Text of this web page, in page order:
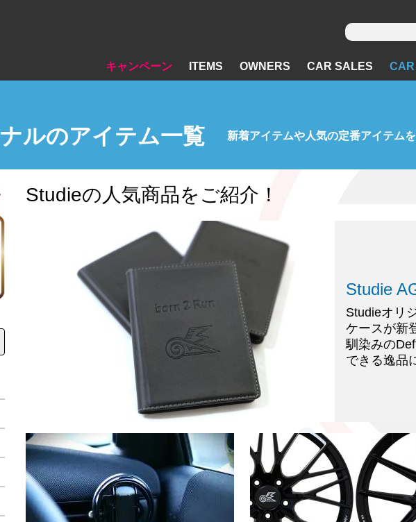
キャンペーン ITEMS OWNERS CAR SALES
ルのアイテム一覧 新着アイテムや人気の定番アイテムを
Studieの人気商品をご紹介！
Studie
Studieオリ
ケースが新
馴染みの
できる逸品